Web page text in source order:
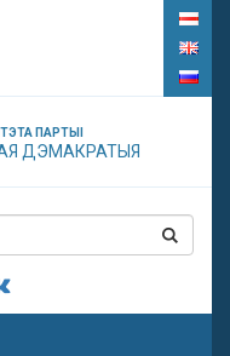
ПАРТЫІ
ДЭМАКРАТЫЯ